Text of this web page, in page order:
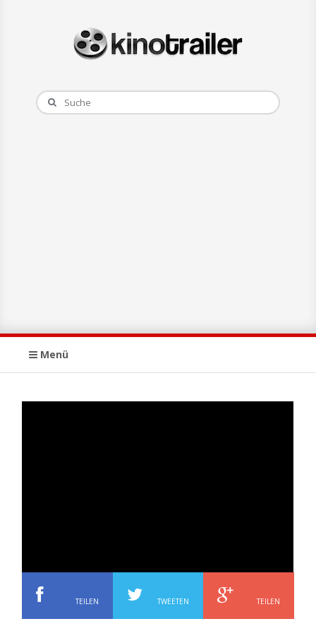
Menü
TEILEN TWEETEN TEILEN